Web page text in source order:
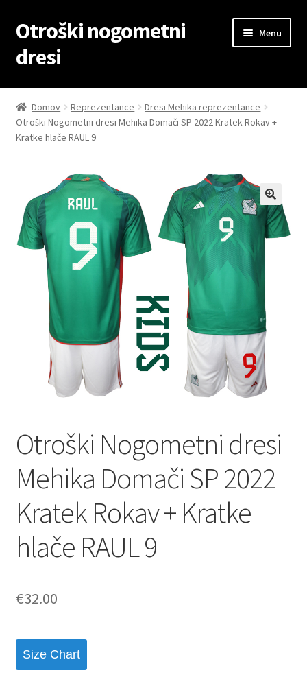
Skip
to
navigation
Skip
to
content
Otroški nogometni
dresi
Menu
Domov
Blog
Košarica
Moj račun
Trgovina
Zaključek nakupa
Domov Reprezentance
Dresi Mehika reprezentance
Otroški Nogometni dresi Mehika Domači SP 2022 Kratek Rokav +
Kratke hlače RAUL 9
Otroški Nogometni dresi
Mehika Domači SP 2022
Kratek Rokav + Kratke
hlače RAUL 9
€32.00
Size Chart